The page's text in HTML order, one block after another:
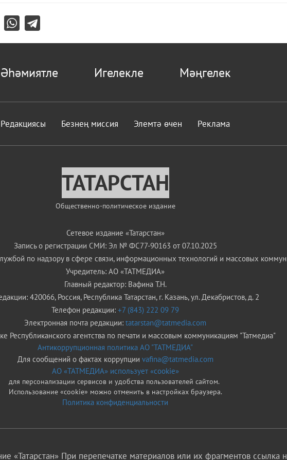
Әһәмиятле Игелекле Мәңгелек
Редакциясы Безнең миссия Элемтә өчен Реклама
ТАТАРСТАН
Общественно-политическое издание
Сетевое издание «Татарстан»
Запись о регистрации СМИ: Эл № ФС77-90163 от 07.10.2025
по надзору в сфере связи, информационных технологий и массовых
Учредитель: АО «ТАТМЕДИА»
Главный редактор: Вафина Т.Н.
420066, Россия, Республика Татарстан, г. Казань, ул. Декабристов, д. 2
Телефон редакции: +7 (843) 222 09 79
Электронная почта редакции: tatarstan@tatmedia.com
Республиканского агентства по печати и массовым коммуникациям "Татмедиа"
Антикоррупционная политика АО "ТАТМЕДИА"
Для сообщений о фактах коррупции vafina@tatmedia.com
АО «ТАТМЕДИА» использует «cookie»
для персонализации сервисов и удобства пользователей сайтом.
Использование «cookie» можно отменить в настройках браузера.
Политика конфиденциальности
«Татарстан» При перепечатке материалов или их фрагментов ссылка